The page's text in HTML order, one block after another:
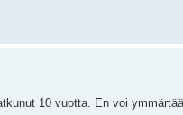
10 vuotta. En voi ymmärtää.